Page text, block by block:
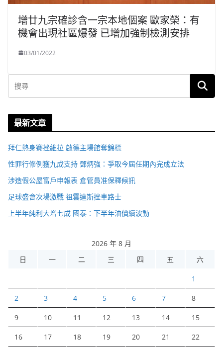
增廿九宗確診含一宗本地個案 歐家榮：有
機會出現社區爆發 已增加強制檢測安排
03/01/2022
最新文章
拜仁熱身賽挫維拉 啟德主場館奪錦標
性罪行修例獲九成支持 鄧炳強：爭取今屆任期內完成立法
涉造假公屋富戶申報表 倉管員准保釋候訊
足球盛會次場激戰 祖雲達斯挫車路士
上半年純利大增七成 國泰：下半年油價續波動
2026 年 8 月
日
一 二 三 四 五 六
1
2 3 4 5 6 7 8
9 10 11 12 13 14 15
16 17 18 19 20 21 22